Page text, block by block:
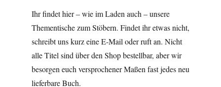
Ihr findet hier – wie im Laden auch – unsere
Thementische zum Stöbern. Findet ihr etwas nicht,
schreibt uns kurz eine E-Mail oder ruft an. Nicht
alle Titel sind über den Shop bestellbar, aber wir
besorgen euch versprochener Maßen fast jedes neu
lieferbare Buch.